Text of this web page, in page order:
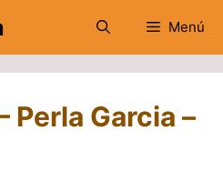
Menú
Perla Garcia –